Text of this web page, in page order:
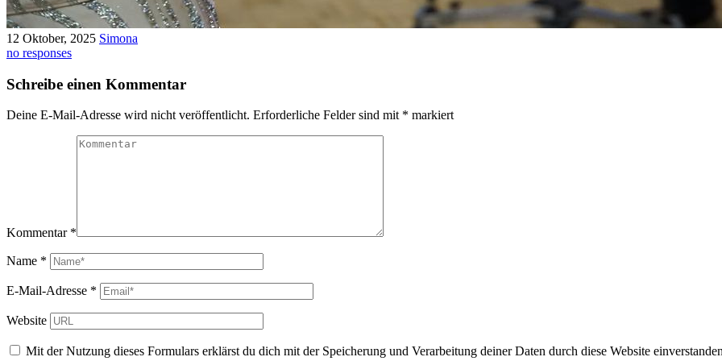
12 Oktober, 2025 Simona
no responses
Schreibe einen Kommentar
Deine E-Mail-Adresse wird nicht veröffentlicht. Erforderliche Felder sind mit * markiert
Kommentar *
Name *
E-Mail-Adresse *
Website
Mit der Nutzung dieses Formulars erklärst du dich mit der Speicherung und Verarbeitung deiner Daten durch diese Website